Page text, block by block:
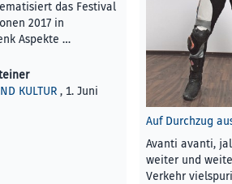
das Festival
2017 in
Aspekte …
KULTUR , 1. Juni
Auf Durchzug
Avanti avanti,
weiter und
Verkehr